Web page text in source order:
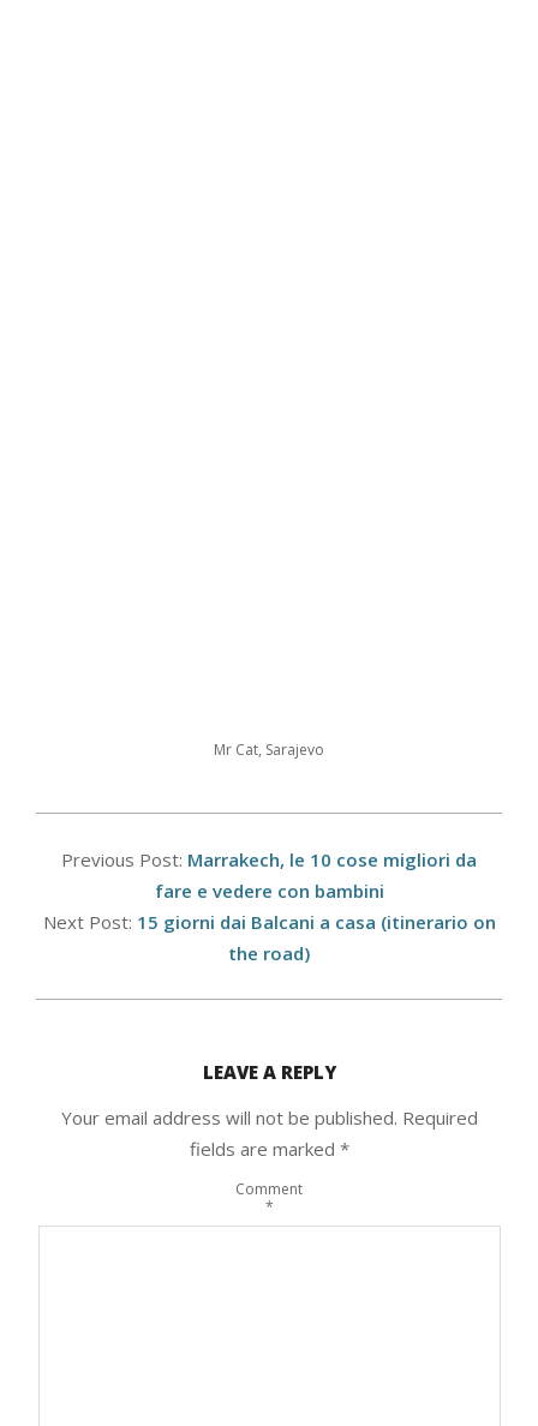
Mr Cat, Sarajevo
02-Previous Post: Marrakech, le 10 cose migliori da
fare e vedere con bambini
Next Post: 15 giorni dai Balcani a casa (itinerario on
the road)
LEAVE A REPLY
Your email address will not be published. Required
fields are marked *
Comment
*